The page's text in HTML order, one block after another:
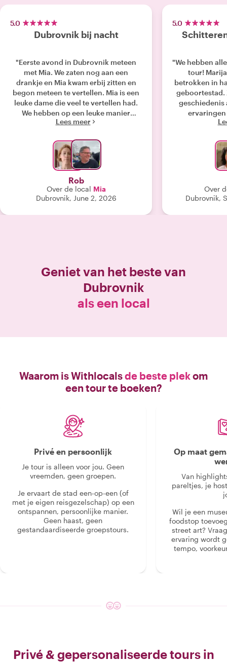
5.0
Dubrovnik bij nacht
"Eerste avond in Dubrovnik meteen
met Mia. We zaten nog aan een
drankje en Mia kwam erbij zitten en
begon meteen te vertellen. Mia is een
leuke dame die veel te vertellen had.
We hebben op een leuke manier
Dubrovnik leren kennen en een beetje
avond niet. Lekker ijsje gekregen en
een leuk programma doorgenomen
voor de dag erna 😊. Groetjes Rob en
Ingeborg ❤️"
Lees meer
Rob
Over de local Mia
Dubrovnik, June 2, 2026
5.0
"We hebben
tour!
betrokken in
geboortestad.
geschiedenis
ervaringen
Over
Dubrovnik,
Geniet van het beste van
Dubrovnik
als een local
Waarom is Withlocalsde beste plekom
een tour te boeken?
Privé en persoonlijk
Je tour is alleen voor jou. Geen
vreemden, geen groepen.
Je ervaart de stad een-op-een (of
met je eigen reisgezelschap) op een
ontspannen, persoonlijke manier.
Geen haast, geen
gestandaardiseerde groepstours.
Op maat
Van
pareltjes, je
Wil je een
foodstop
street art?
ervaring wordt
tempo,
Privé & gepersonaliseerde tours in